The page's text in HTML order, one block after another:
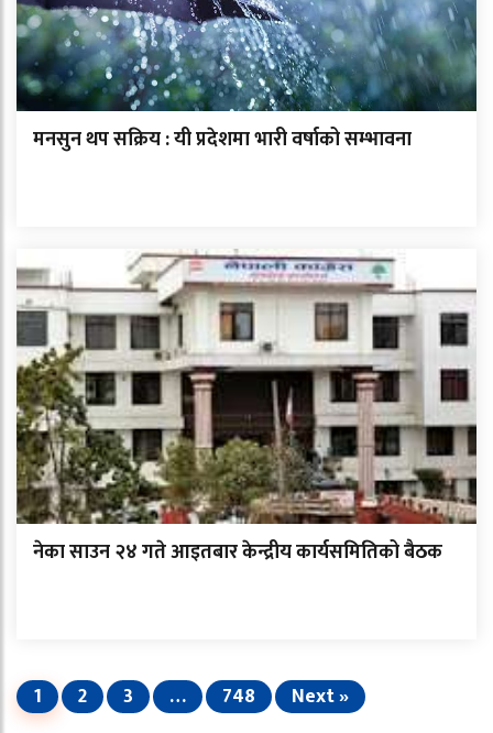
मनसुन थप सक्रिय : यी प्रदेशमा भारी वर्षाको सम्भावना
नेका साउन २४ गते आइतबार केन्द्रीय कार्यसमितिको बैठक
1 2 3 … 748 Next »